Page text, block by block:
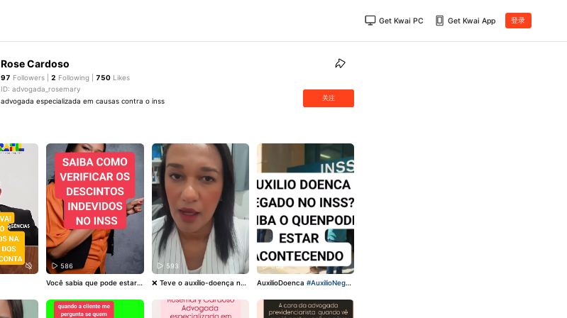
Get Kwai PC Get Kwai App 登录
Rose Cardoso
97 Followers |2 Following |750 Likes
ID: advogada_rosemary
advogada especializada em causas contra o inss
关注
586
Você sabia que pode estar t
a sua aposentadoria do INS
S? 💸 Empréstimos não reco
593
❌ Teve o auxílio-doença neg
depressão ou ansiedade? Vo
cê não está sozinho(a)! 🧠 A
866
AuxilioDoenca#AuxilioNegad
NSS #PericiaINSS #Advogad
oPrevidenciarioAuxilioDoen